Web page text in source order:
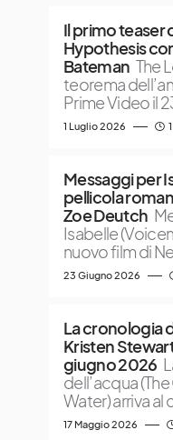
Il primo teaser
Hypothesis
Bateman The
teorema
Prime Video il
1 Luglio 2026
Messaggi per
pellicola
Zoe Deutch
Isabelle
nuovo film di
23 Giugno 2026
La cronologia
Kristen Stewart
giugno 2026
dell’acqua
Water) arriva al
17 Maggio 2026